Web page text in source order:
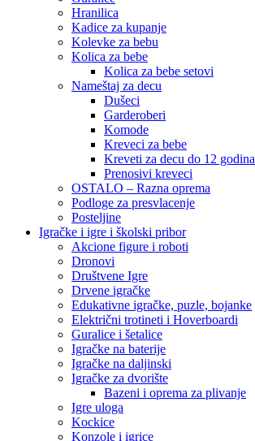
Hranilica
Kadice za kupanje
Kolevke za bebu
Kolica za bebe
Kolica za bebe setovi
Nameštaj za decu
Dušeci
Garderoberi
Komode
Kreveci za bebe
Kreveti za decu do 12 godina
Prenosivi kreveci
OSTALO – Razna oprema
Podloge za presvlacenje
Posteljine
Igračke i igre i školski pribor
Akcione figure i roboti
Dronovi
Društvene Igre
Drvene igračke
Edukativne igračke, puzle, bojanke
Električni trotineti i Hoverboardi
Guralice i šetalice
Igračke na baterije
Igračke na daljinski
‎Igračke za dvorište
Bazeni i oprema za plivanje
Igre uloga
Kockice
Konzole i igrice